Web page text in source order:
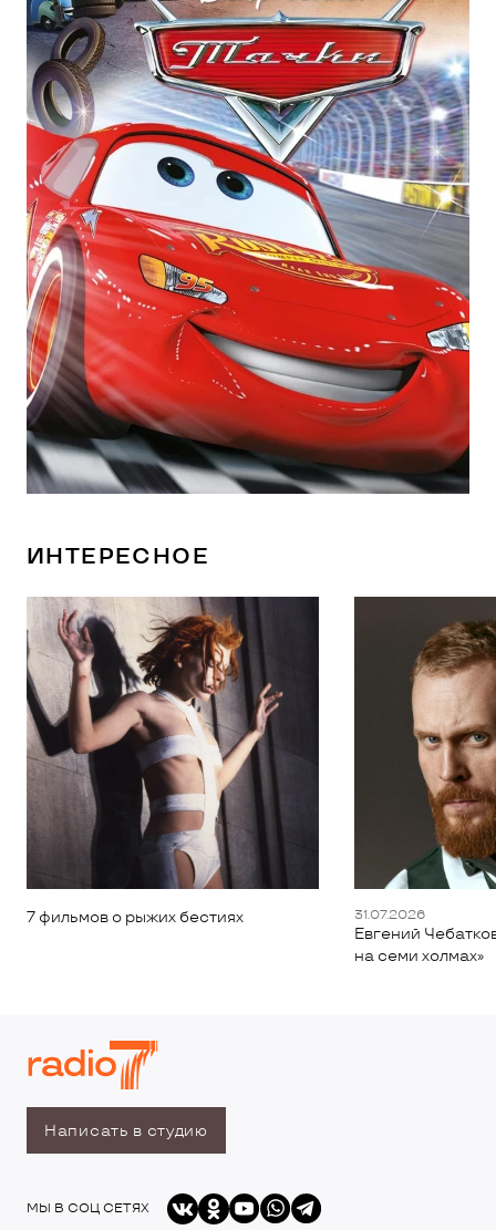
ИНТЕРЕСНОЕ
7 фильмов о рыжих бестиях 31.07.2026
Евгений
на семи холмах»
Написать в студию
МЫ В СОЦ СЕТЯХ